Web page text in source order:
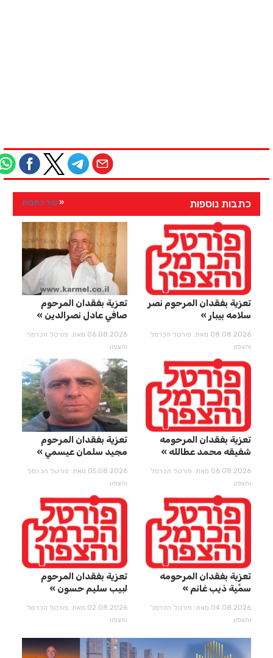
כתבות נוספות עוד כתבות
تعزية بفقدان المرحوم نصر
سلامه بيبار
08.08.2026 מאת: פורטל הכרמל
והצפון
تعزية بفقدان المرحوم
صافي عادل نصرالدين
06.08.2026 מאת: פורטל הכרמל
והצפון
تعزية بفقدان المرحومه
شفيقه محمد عطالله
06.08.2026 מאת: פורטל הכרמל
והצפון
تعزية بفقدان المرحوم
مجيد سلمان عيسمي
05.08.2026 מאת: פורטל הכרמל
והצפון
تعزية بفقدان المرحومه
سمِّيِة ذيب غانم
04.08.2026 מאת: פורטל הכרמל
והצפון
تعزية بفقدان المرحوم
لبيب سليم حسون
02.08.2026 מאת: פורטל הכרמל
והצפון